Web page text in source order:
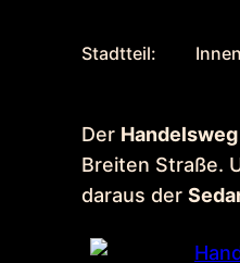
Stadtteil:
Der Handelsweg
Breiten Straße.
daraus der